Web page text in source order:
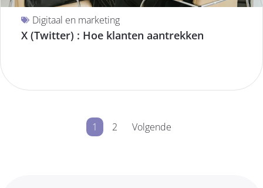
Digitaal en marketing
X (Twitter) : Hoe klanten aantrekken
1 2 Volgende